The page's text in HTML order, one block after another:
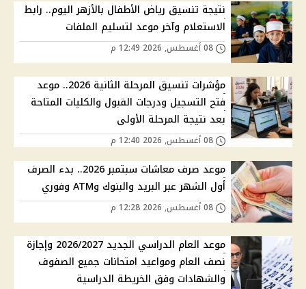
نتيجة تنسيق رياض الأطفال بالأزهر اليوم.. رابط
الاستعلام وآخر موعد لتسليم الملفات
مؤشرات تنسيق المرحلة الثانية 2026.. موعد
فتح التسجيل ودرجات القبول والكليات المتاحة
بعد نتيجة المرحلة الأولى
موعد صرف معاشات سبتمبر 2026.. بدء الصرف
أول الشهر عبر البريد والبنوك وATM وفوري
موعد العام الدراسي الجديد 2026/2027 وإجازة
نصف العام ومواعيد امتحانات جميع الصفوف
والشهادات وفق الخريطة الدراسية